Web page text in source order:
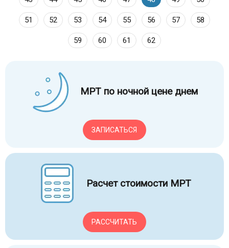
МРТ по ночной цене днем
ЗАПИСАТЬСЯ
Расчет стоимости МРТ
РАССЧИТАТЬ
51 52 53 54 55 56 57 58
59 60 61 62